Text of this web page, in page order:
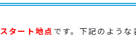
タート地点 です。下記のような